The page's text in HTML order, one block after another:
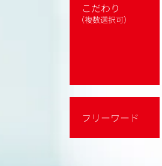
こだわり
（複数選択可）
フリーワード